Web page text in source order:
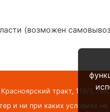
(возможен
тракт, 119/1,
и ни при каких условиях не